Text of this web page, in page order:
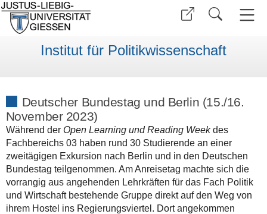
Institut für Politikwissenschaft
Deutscher Bundestag und Berlin (15./16.
November 2023)
Während der Open Learning und Reading Weekdes
Fachbereichs 03 haben rund 30 Studierende an einer
zweitägigen Exkursion nach Berlin und in den Deutschen
Bundestag teilgenommen. Am Anreisetag machte sich die
vorrangig aus angehenden Lehrkräften für das Fach Politik
und Wirtschaft bestehende Gruppe direkt auf den Weg von
ihrem Hostel ins Regierungsviertel. Dort angekommen